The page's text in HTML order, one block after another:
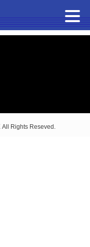
All Rights Reseved.